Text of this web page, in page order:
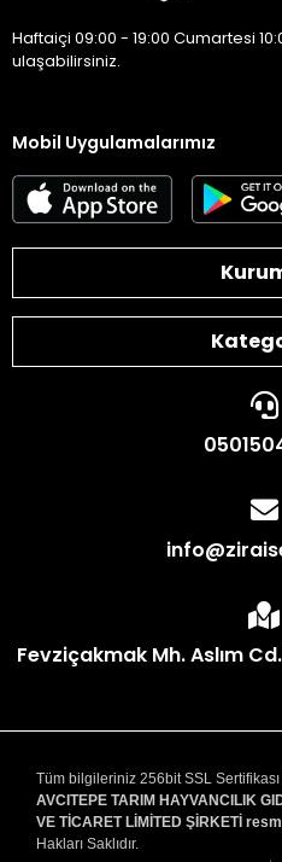
Haftaiçi 09:00 - 19:00 Cumartesi
ulaşabilirsiniz.
Mobil Uygulamalarımız
Fevziçakmak Mh. Aslım
Tüm bilgileriniz 256bit SSL
AVCITEPE TARIM HAYVANCILIK
VE TİCARET LİMİTED ŞİRKETİ
Hakları Saklıdır.